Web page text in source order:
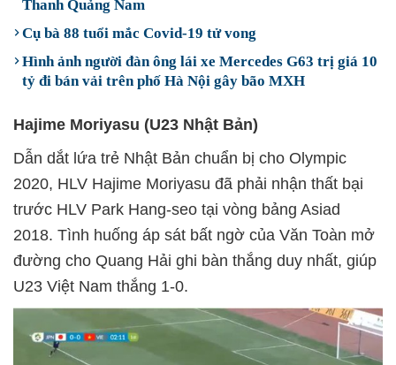
Thanh Quảng Nam
Cụ bà 88 tuổi mắc Covid-19 tử vong
Hình ảnh người đàn ông lái xe Mercedes G63 trị giá 10
tỷ đi bán vải trên phố Hà Nội gây bão MXH
Hajime Moriyasu (U23 Nhật Bản)
Dẫn dắt lứa trẻ Nhật Bản chuẩn bị cho Olympic
2020, HLV Hajime Moriyasu đã phải nhận thất bại
trước HLV Park Hang-seo tại vòng bảng Asiad
2018. Tình huống áp sát bất ngờ của Văn Toàn mở
đường cho Quang Hải ghi bàn thắng duy nhất, giúp
U23 Việt Nam thắng 1-0.